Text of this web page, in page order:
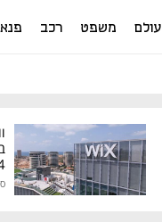
עולם משפט רכב